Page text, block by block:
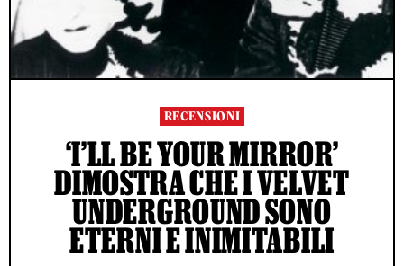
RECENSIONI
‘I’LL BE YOUR MIRROR’
DIMOSTRA CHE I VELVET
UNDERGROUND SONO
ETERNI E INIMITABILI